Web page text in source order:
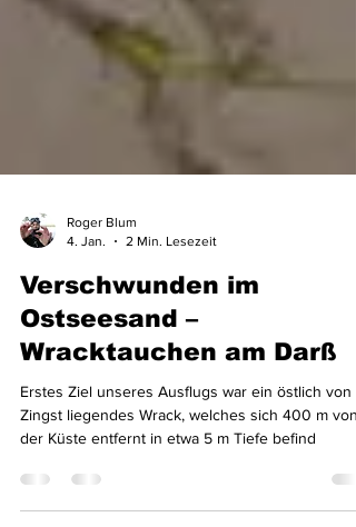
4. Jan.
2 Min. Lesezeit
Verschwunden im
Ostseesand –
Wracktauchen am Darß
Erstes Ziel unseres Ausflugs war ein östlich von
der Küste entfernt in etwa 5 m Tiefe befind